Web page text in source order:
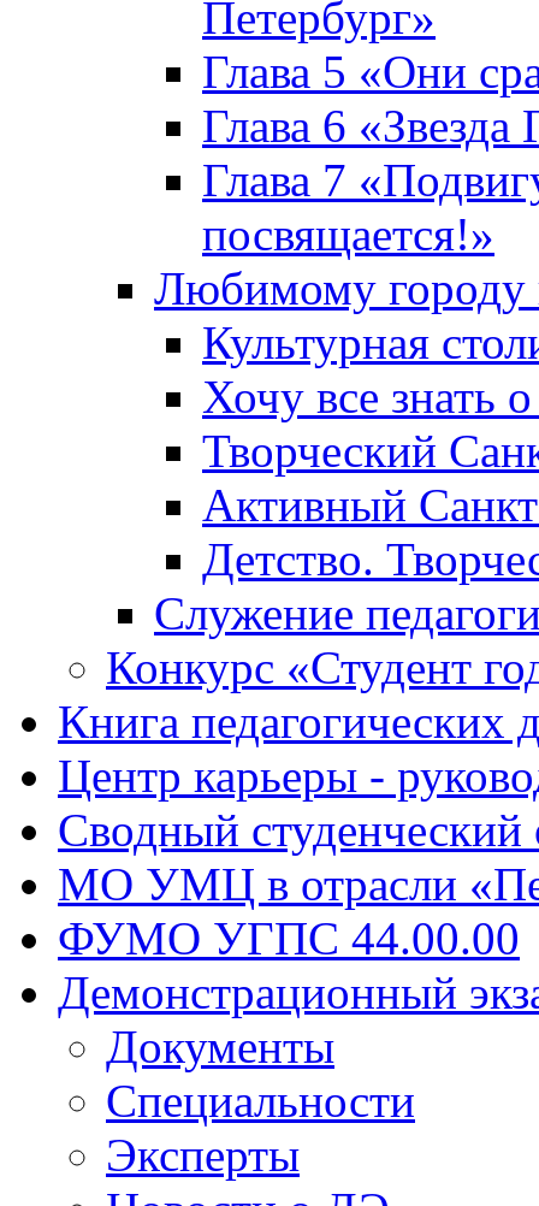
Петербург»
Глава 5 «Они
Глава 6 «Звезда
Глава 7
посвящается!»
Любимому городу
Культурная
Хочу все знать
Творческий
Активный
Детство.
Служение
Конкурс «Студент
Книга педагогических
Центр карьеры -
Сводный
МО УМЦ в отрасли
ФУМО УГПС 44.00.00
Демонстрационный
Документы
Специальности
Эксперты